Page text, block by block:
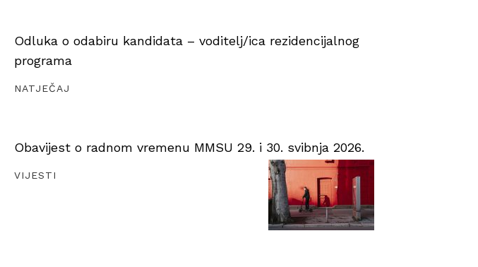
Odluka o odabiru kandidata – voditelj/ica rezidencijalnog
programa
NATJEČAJ
Obavijest o radnom vremenu MMSU 29. i 30. svibnja 2026.
VIJESTI